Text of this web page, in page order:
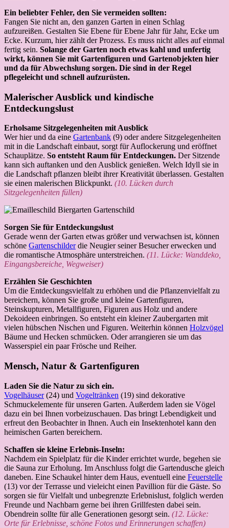
Ein beliebter Fehler, den Sie vermeiden sollten:
Fangen Sie nicht an, den ganzen Garten in einen Schlag
aufzureißen. Gestalten Sie Ebene für Ebene Jahr für Jahr, Ecke um
Ecke. Kurzum, hier zählt der Prozess. Es muss nicht alles auf einmal
fertig sein. Solange der Garten noch etwas kahl und unfertig
wirkt, können Sie mit Gartenfiguren und Gartenobjekten hier
und da für Abwechslung sorgen. Die sind in der Regel
pflegeleicht und schnell aufzurüsten.
Malerischer Ausblick und kindische
Entdeckungslust
Erholsame Sitzgelegenheiten mit Ausblick
Wer hier und da eine Gartenbank (9) oder andere Sitzgelegenheiten
mit in die Landschaft einbaut, sorgt für Auflockerung und eröffnet
Schauplätze. So entsteht Raum für Entdeckungen. Der Sitzende
kann sich auftanken und den Ausblick genießen. Welch Idyll sie in
die Landschaft pflanzen bleibt ihrer Kreativität überlassen. Gestalten
sie einen malerischen Blickpunkt. (10. Lücken durch
Sitzgelegenheiten füllen)
Sorgen Sie für Entdeckungslust
Gerade wenn der Garten etwas größer und verwachsen ist, können
schöne Gartenschilderdie Neugier seiner Besucher erwecken und
die romantische Atmosphäre unterstreichen. (11. Lücke: Wanddeko,
Eingangsbereiche, Wegweiser)
Erzählen Sie Geschichten
Um die Entdeckungsvielfalt zu erhöhen und die Pflanzenvielfalt zu
bereichern, können Sie große und kleine Gartenfiguren,
Steinskupturen, Metallfiguren, Figuren aus Holz und andere
Dekoideen einbringen. So entsteht ein kleiner Zaubergarten mit
vielen hübschen Nischen und Figuren. Weiterhin können Holzvögel
Bäume und Hecken schmücken. Oder arrangieren sie um das
Wasserspiel ein paar Frösche und Reiher.
Mensch, Natur & Gartenfiguren
Laden Sie die Natur zu sich ein.
Vogelhäuser(24) und Vogeltränken (19) sind dekorative
Schmuckelemente für unseren Garten. Außerdem laden sie Vögel
dazu ein bei Ihnen vorbeizuschauen. Das bringt Lebendigkeit und
erfreut den Beobachter in Ihnen. Auch ein Insektenhotel kann den
heimischen Garten bereichern.
Schaffen sie kleine Erlebnis-Inseln:
Nachdem ein Spielplatz für die Kinder errichtet wurde, begehen sie
die Sauna zur Erholung. Im Anschluss folgt die Gartendusche gleich
daneben. Eine Schaukel hinter dem Haus, eventuell eine Feuerstelle
(13) vor der Terrasse und vieleicht einen Pavillion für die Gäste. So
sorgen sie für Vielfalt und unbegrenzte Erlebnislust, folglich werden
Freunde und Nachbarn gerne bei ihren Grillfesten dabei sein.
Obendrein sollte für alle Generationen gesorgt sein. (12. Lücke:
Orte für Erlebnisse, schöne Fotos und Erinnerungen schaffen)